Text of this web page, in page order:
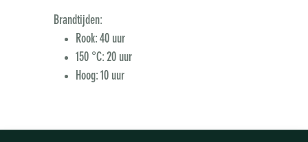
Brandtijden:
Rook: 40 uur
150 °C: 20 uur
Hoog: 10 uur